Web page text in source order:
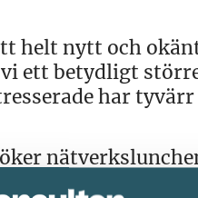
helt nytt och
ett betydligt
har